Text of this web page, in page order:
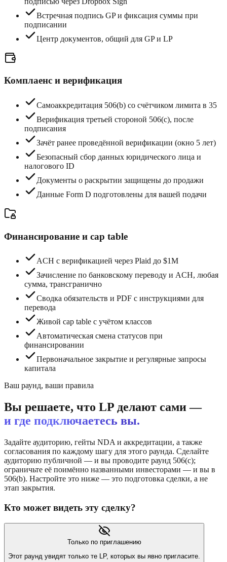
Встречная подпись GP и фиксация суммы при
подписании
Центр документов, общий для GP и LP
Комплаенс и верификация
Самоаккредитация 506(b) со счётчиком лимита в 35
Верификация третьей стороной 506(c), после
подписания
Зачёт ранее проведённой верификации (окно 5 лет)
Безопасный сбор данных юридического лица и
налогового ID
Документы о раскрытии защищены до продажи
Данные Form D подготовлены для вашей подачи
Финансирование и cap table
ACH с верификацией через Plaid до $1M
Зачисление по банковскому переводу и ACH, любая
сумма, трансгранично
Сводка обязательств и PDF с инструкциями для
перевода
Живой cap table с учётом классов
Автоматическая смена статусов при
финансировании
Первоначальное закрытие и регулярные запросы
капитала
Ваш раунд, ваши правила
Вы решаете, что LP делают сами —
и где подключаетесь вы.
Задайте аудиторию, гейты NDA и аккредитации, а также
согласования по каждому шагу для этого раунда. Сделайте
аудиторию публичной — и вы проводите раунд 506(c);
ограничьте её поимённо названными инвесторами — и вы в
506(b). Настройте это ниже — это подготовка сделки, а не
этап закрытия.
Кто может видеть эту сделку?
Только по приглашению
Этот раунд увидят только те LP, которых вы явно пригласите.